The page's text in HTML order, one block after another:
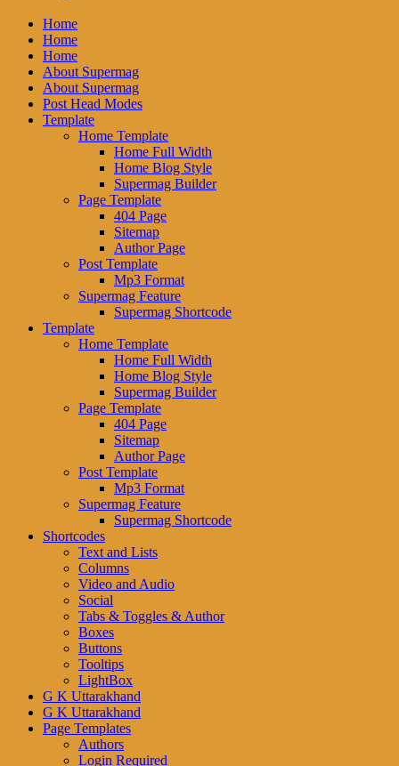
Home
Home
Home
About Supermag
About Supermag
Post Head Modes
Template
Home Template
Home Full Width
Home Blog Style
Supermag Builder
Page Template
404 Page
Sitemap
Author Page
Post Template
Mp3 Format
Supermag Feature
Supermag Shortcode
Template
Home Template
Home Full Width
Home Blog Style
Supermag Builder
Page Template
404 Page
Sitemap
Author Page
Post Template
Mp3 Format
Supermag Feature
Supermag Shortcode
Shortcodes
Text and Lists
Columns
Video and Audio
Social
Tabs & Toggles & Author
Boxes
Buttons
Tooltips
LightBox
G K Uttarakhand
G K Uttarakhand
Page Templates
Authors
Login Required